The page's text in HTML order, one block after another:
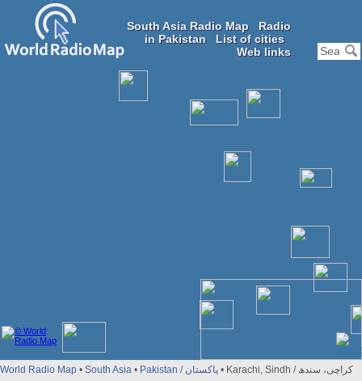
South Asia Radio Map
Radio
in Pakistan
List of cities
Web links
World Radio Map • South Asia • Pakistan / پاکستان • Karachi, Sindh / کراچی‬، سندھ